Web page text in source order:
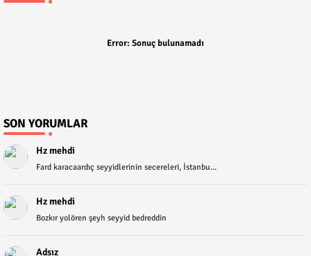
Error: Sonuç bulunamadı
SON YORUMLAR
Hz mehdi
Fard karacaardıç seyyidlerinin secereleri, İstanbu...
Hz mehdi
Bozkır yolören şeyh seyyid bedreddin
Adsız